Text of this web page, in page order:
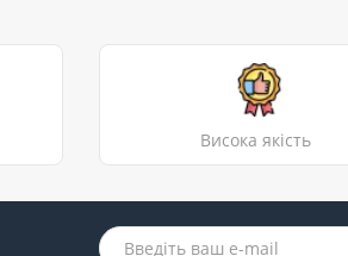
Висока якість